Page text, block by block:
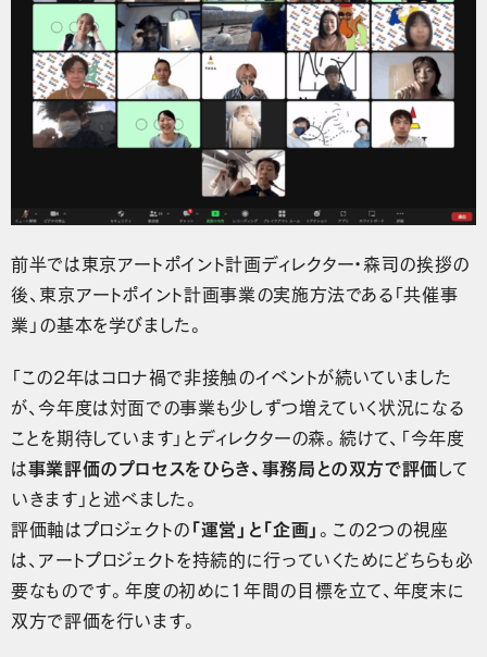
前半では東京アートポイント計画ディレクター・森司の挨拶の
後、東京アートポイント計画事業の実施方法である「共催事
業」の基本を学びました。
「この2年はコロナ禍で非接触のイベントが続いていました
が、今年度は対面での事業も少しずつ増えていく状況になる
ことを期待しています」とディレクターの森。続けて、「今年度
は事業評価のプロセスをひらき、事務局との双方で評価して
いきます」と述べました。
評価軸はプロジェクトの「運営」と「企画」 。この2つの視座
は、アートプロジェクトを持続的に行っていくためにどちらも必
要なものです。年度の初めに1年間の目標を立て、年度末に
双方で評価を行います。